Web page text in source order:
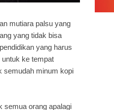
mutiara palsu yang
yang tidak bisa
yang harus
ke tempat
semudah minum kopi
semua orang apalagi